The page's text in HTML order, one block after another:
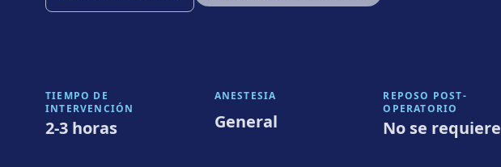
TIEMPO DE
INTERVENCIÓN
2-3 horas
ANESTESIA
General
REPOSO POST-
OPERATORIO
No se requiere